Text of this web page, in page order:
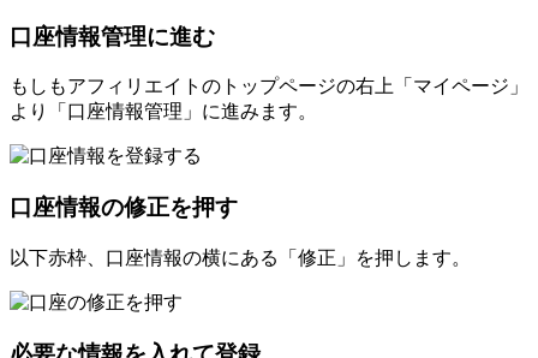
口座情報管理に進む
もしもアフィリエイトのトップページの右上「マイページ」
より「口座情報管理」に進みます。
口座情報の修正を押す
以下赤枠、口座情報の横にある「修正」を押します。